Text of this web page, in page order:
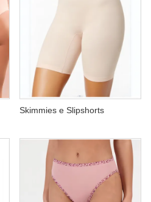
Skimmies e Slipshorts